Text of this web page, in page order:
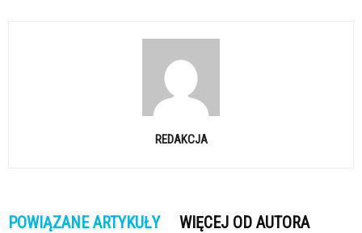
REDAKCJA
POWIĄZANE ARTYKUŁY WIĘCEJ OD AUTORA